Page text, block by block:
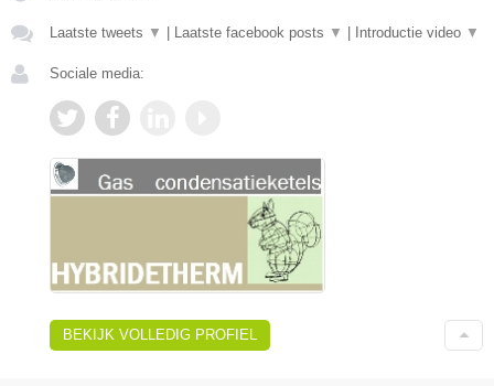
Laatste tweets ▼ Laatste facebook posts ▼ Introductie video ▼
Sociale media:
BEKIJK VOLLEDIG PROFIEL